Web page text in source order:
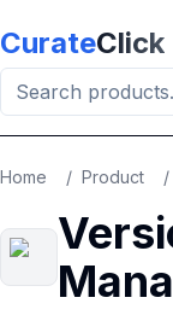
CurateClick
Home / Product /